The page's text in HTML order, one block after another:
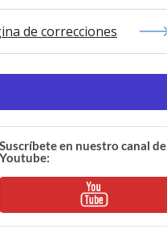
de correcciones
Suscríbete en nuestro canal de
Youtube: